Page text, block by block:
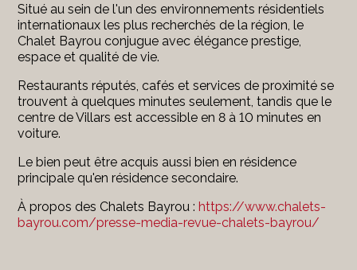
Situé au sein de l'un des environnements résidentiels
internationaux les plus recherchés de la région, le
Chalet Bayrou conjugue avec élégance prestige,
espace et qualité de vie.
Restaurants réputés, cafés et services de proximité se
trouvent à quelques minutes seulement, tandis que le
centre de Villars est accessible en 8 à 10 minutes en
voiture.
Le bien peut être acquis aussi bien en résidence
principale qu'en résidence secondaire.
À propos des Chalets Bayrou :https://www.chalets-
bayrou.com/presse-media-revue-chalets-bayrou/